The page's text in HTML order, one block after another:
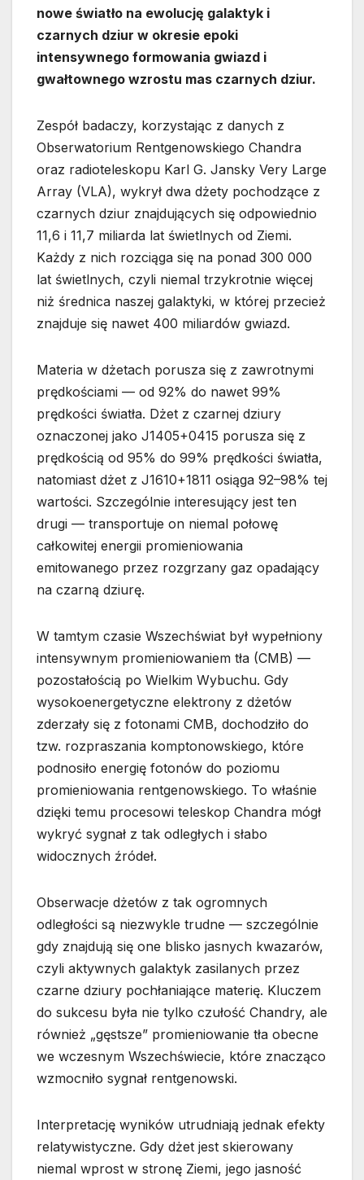
nowe światło na ewolucję galaktyk i
czarnych dziur w okresie epoki
intensywnego formowania gwiazd i
gwałtownego wzrostu mas czarnych dziur.
Zespół badaczy, korzystając z danych z
Obserwatorium Rentgenowskiego Chandra
oraz radioteleskopu Karl G. Jansky Very Large
Array (VLA), wykrył dwa dżety pochodzące z
czarnych dziur znajdujących się odpowiednio
11,6 i 11,7 miliarda lat świetlnych od Ziemi.
Każdy z nich rozciąga się na ponad 300 000
lat świetlnych, czyli niemal trzykrotnie więcej
niż średnica naszej galaktyki, w której przecież
znajduje się nawet 400 miliardów gwiazd.
Materia w dżetach porusza się z zawrotnymi
prędkościami — od 92% do nawet 99%
prędkości światła. Dżet z czarnej dziury
oznaczonej jako J1405+0415 porusza się z
prędkością od 95% do 99% prędkości światła,
natomiast dżet z J1610+1811 osiąga 92–98% tej
wartości. Szczególnie interesujący jest ten
drugi — transportuje on niemal połowę
całkowitej energii promieniowania
emitowanego przez rozgrzany gaz opadający
na czarną dziurę.
W tamtym czasie Wszechświat był wypełniony
intensywnym promieniowaniem tła (CMB) —
pozostałością po Wielkim Wybuchu. Gdy
wysokoenergetyczne elektrony z dżetów
zderzały się z fotonami CMB, dochodziło do
tzw. rozpraszania komptonowskiego, które
podnosiło energię fotonów do poziomu
promieniowania rentgenowskiego. To właśnie
dzięki temu procesowi teleskop Chandra mógł
wykryć sygnał z tak odległych i słabo
widocznych źródeł.
Obserwacje dżetów z tak ogromnych
odległości są niezwykle trudne — szczególnie
gdy znajdują się one blisko jasnych kwazarów,
czyli aktywnych galaktyk zasilanych przez
czarne dziury pochłaniające materię. Kluczem
do sukcesu była nie tylko czułość Chandry, ale
również „gęstsze” promieniowanie tła obecne
we wczesnym Wszechświecie, które znacząco
wzmocniło sygnał rentgenowski.
Interpretację wyników utrudniają jednak efekty
relatywistyczne. Gdy dżet jest skierowany
niemal wprost w stronę Ziemi, jego jasność